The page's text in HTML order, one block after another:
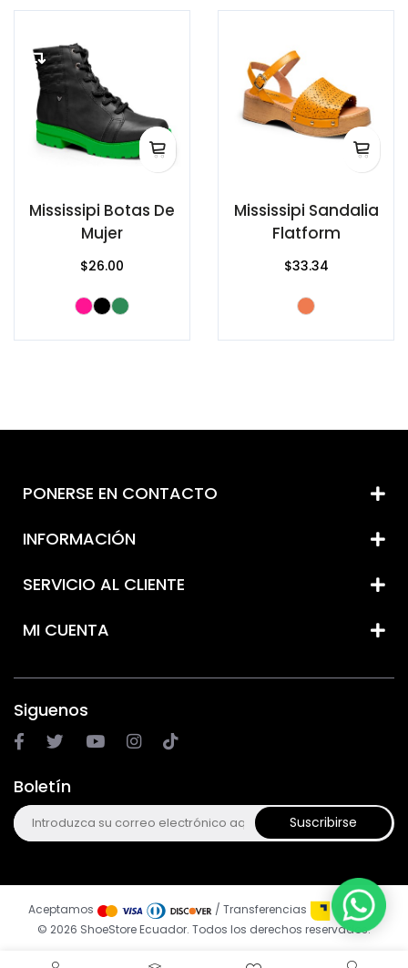
Mississipi Botas De
Mujer
$26.00
Mississipi Sandalia
Flatform
$33.34
PONERSE EN CONTACTO
INFORMACIÓN
SERVICIO AL CLIENTE
MI CUENTA
Siguenos
Boletín
Suscribirse
© 2026 ShoeStore Ecuador. Todos los derechos reservados.
Aceptamos / Transferencias